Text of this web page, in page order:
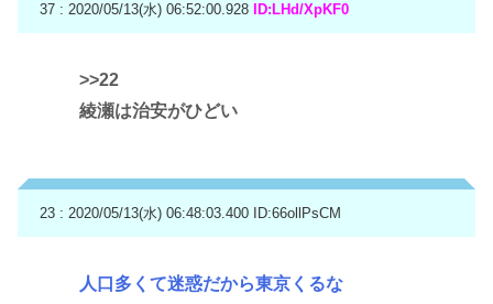
37 : 2020/05/13(水) 06:52:00.928 ID:LHd/XpKF0
>>22
綾瀬は治安がひどい
23 : 2020/05/13(水) 06:48:03.400 ID:66ollPsCM
人口多くて迷惑だから東京くるな